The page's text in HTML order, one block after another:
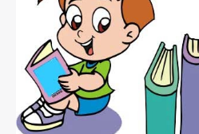
filosofia
a